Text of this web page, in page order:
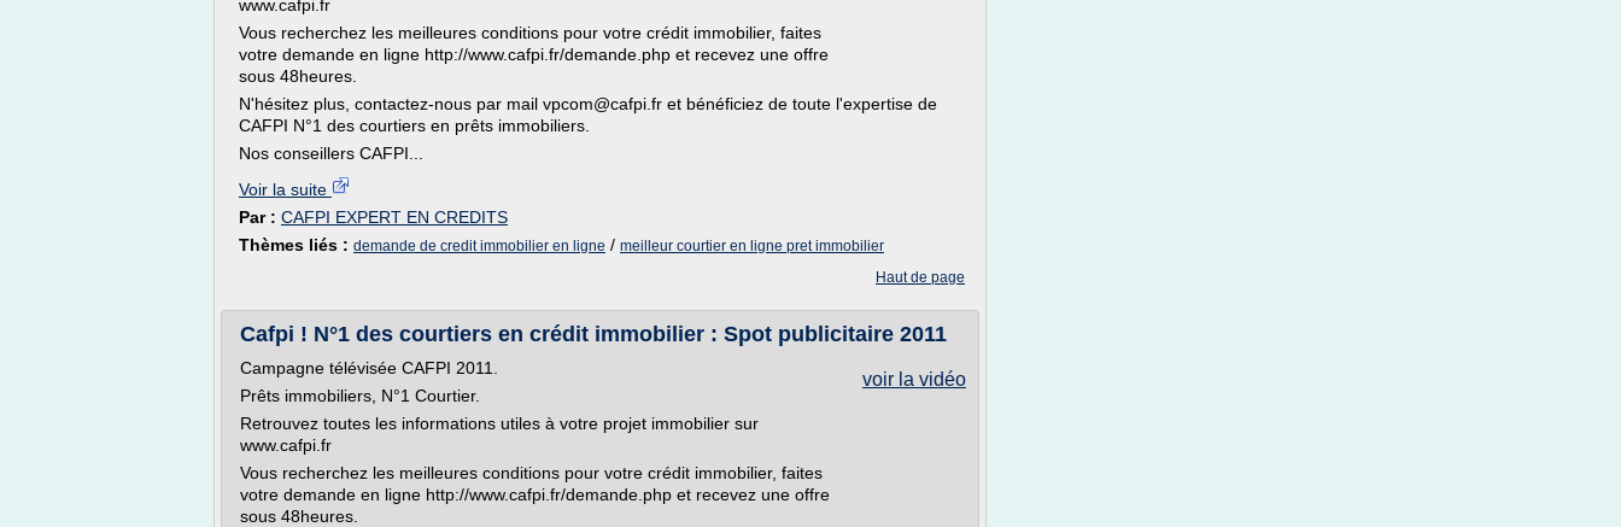
www.cafpi.fr
Vous recherchez les meilleures conditions pour votre crédit immobilier, faites
votre demande en ligne http://www.cafpi.fr/demande.php et recevez une offre
sous 48heures.
N'hésitez plus, contactez-nous par mail vpcom@cafpi.fr et bénéficiez de toute l'expertise de
CAFPI N°1 des courtiers en prêts immobiliers.
Nos conseillers CAFPI...
Voir la suite
Par : CAFPI EXPERT EN CREDITS
Thèmes liés : demande de credit immobilier en ligne / meilleur courtier en ligne pret immobilier
Haut de page
Cafpi ! N°1 des courtiers en crédit immobilier : Spot publicitaire 2011
voir la vidéo
Campagne télévisée CAFPI 2011.
Prêts immobiliers, N°1 Courtier.
Retrouvez toutes les informations utiles à votre projet immobilier sur
www.cafpi.fr
Vous recherchez les meilleures conditions pour votre crédit immobilier, faites
votre demande en ligne http://www.cafpi.fr/demande.php et recevez une offre
sous 48heures.